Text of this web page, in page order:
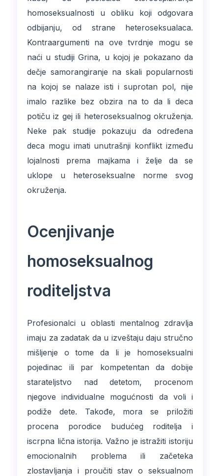
homoseksualnosti u obliku koji odgovara
odbijanju, od strane heteroseksualaca.
Kontraargumenti na ove tvrdnje mogu se
naći u studiji Grina, u kojoj je pokazano da
dečje samorangiranje na skali popularnosti
na kojoj se nalaze isti i suprotan pol, nije
imalo razlike bez obzira na to da li deca
potiču iz gej ili heteroseksualnog okruženja.
Neke pak studije pokazuju da određena
deca mogu imati unutrašnji konflikt između
lojalnosti prema majkama i želje da se
uklope u heteroseksualne norme svog
okruženja.
Ocenjivanje
homoseksualnog
roditeljstva
Profesionalci u oblasti mentalnog zdravlja
imaju za zadatak da u izveštaju daju stručno
mišljenje o tome da li je homoseksualni
pojedinac ili par kompetentan da dobije
starateljstvo nad detetom, procenom
njegove individualne mogućnosti da voli i
podiže dete. Takođe, mora se priložiti
procena porodice budućeg roditelja i
iscrpna lična istorija. Važno je istražiti istoriju
emocionalnih problema ili začeteka
zlostavljanja i proučiti stav o seksualnom